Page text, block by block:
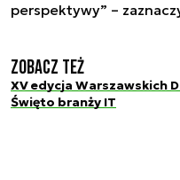
perspektywy” –
Zobacz też
XV edycja Warszawskich
Święto branży IT